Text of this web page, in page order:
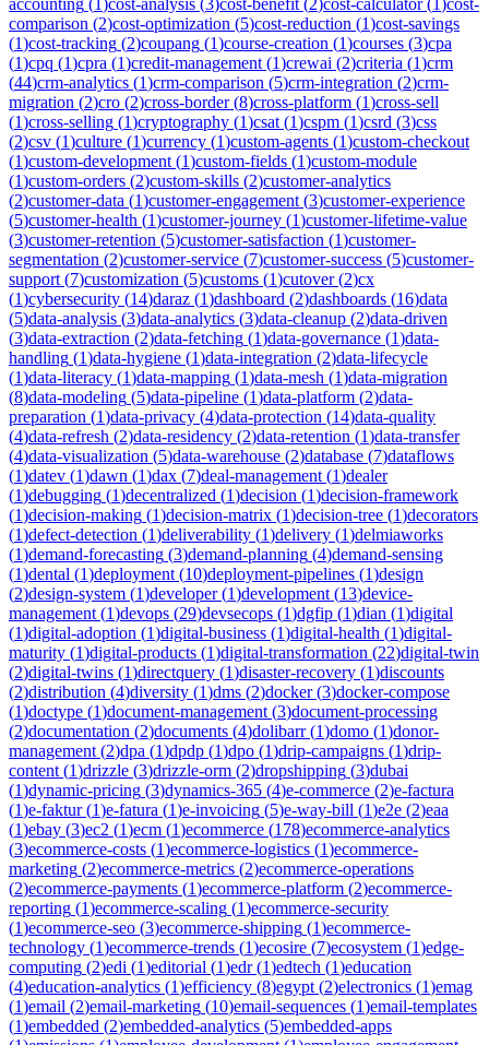
comparison (2)cost-optimization (5)cost-reduction (1)cost-savings
(1)cost-tracking (2)coupang (1)course-creation (1)courses (3)cpa
(1)cpq (1)cpra (1)credit-management (1)crewai (2)criteria (1)crm
(44)crm-analytics (1)crm-comparison (5)crm-integration (2)crm-
migration (2)cro (2)cross-border(8)cross-platform (1)cross-sell
(1)cross-selling (1)cryptography (1)csat (1)cspm (1)csrd (3)css
(2)csv (1)culture (1)currency (1)custom-agents (1)custom-checkout
(1)custom-development (1)custom-fields (1)custom-module
(1)custom-orders (2)custom-skills (2)customer-analytics
(2)customer-data (1)customer-engagement (3)customer-experience
(5)customer-health (1)customer-journey (1)customer-lifetime-value
(3)customer-retention (5)customer-satisfaction (1)customer-
segmentation (2)customer-service (7)customer-success (5)customer-
support (7)customization (5)customs (1)cutover(2)cx
(1)cybersecurity (14)daraz (1)dashboard (2)dashboards (16)data
(5)data-analysis (3)data-analytics (3)data-cleanup (2)data-driven
(3)data-extraction (2)data-fetching (1)data-governance (1)data-
handling (1)data-hygiene (1)data-integration (2)data-lifecycle
(1)data-literacy (1)data-mapping (1)data-mesh (1)data-migration
(8)data-modeling (5)data-pipeline (1)data-platform (2)data-
preparation (1)data-privacy (4)data-protection (14)data-quality
(4)data-refresh (2)data-residency (2)data-retention (1)data-transfer
(4)data-visualization (5)data-warehouse (2)database (7)dataflows
(1)datev (1)dawn (1)dax (7)deal-management (1)dealer
(1)debugging (1)decentralized (1)decision (1)decision-framework
(1)decision-making (1)decision-matrix (1)decision-tree (1)decorators
(1)defect-detection (1)deliverability (1)delivery (1)delmiaworks
(1)demand-forecasting (3)demand-planning (4)demand-sensing
(1)dental (1)deployment (10)deployment-pipelines (1)design
(2)design-system (1)developer(1)development (13)device-
management (1)devops (29)devsecops (1)dgfip (1)dian (1)digital
(1)digital-adoption (1)digital-business (1)digital-health (1)digital-
maturity (1)digital-products (1)digital-transformation (22)digital-twin
(2)digital-twins (1)directquery (1)disaster-recovery (1)discounts
(2)distribution (4)diversity (1)dms (2)docker(3)docker-compose
(1)doctype (1)document-management (3)document-processing
(2)documentation (2)documents (4)dolibarr(1)domo (1)donor-
management (2)dpa (1)dpdp (1)dpo (1)drip-campaigns (1)drip-
content (1)drizzle (3)drizzle-orm (2)dropshipping (3)dubai
(1)dynamic-pricing (3)dynamics-365 (4)e-commerce (2)e-factura
(1)e-faktur(1)e-fatura (1)e-invoicing (5)e-way-bill (1)e2e (2)eaa
(1)ebay (3)ec2 (1)ecm (1)ecommerce (178)ecommerce-analytics
(3)ecommerce-costs (1)ecommerce-logistics (1)ecommerce-
marketing (2)ecommerce-metrics (2)ecommerce-operations
(2)ecommerce-payments (1)ecommerce-platform (2)ecommerce-
reporting (1)ecommerce-scaling (1)ecommerce-security
(1)ecommerce-seo (3)ecommerce-shipping (1)ecommerce-
technology (1)ecommerce-trends (1)ecosire (7)ecosystem (1)edge-
computing (2)edi (1)editorial (1)edr(1)edtech (1)education
(4)education-analytics (1)efficiency (8)egypt (2)electronics (1)emag
(1)email (2)email-marketing (10)email-sequences (1)email-templates
(1)embedded (2)embedded-analytics (5)embedded-apps